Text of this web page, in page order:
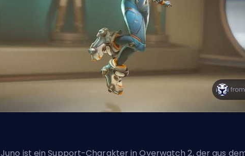
Juno ist einSupport-Charakter in Overwatch 2, der aus